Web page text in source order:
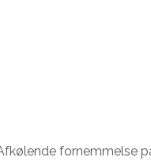
fornemmelse